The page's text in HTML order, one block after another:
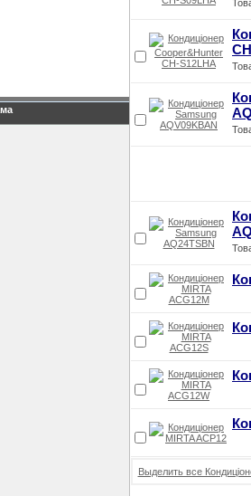
Выделить все